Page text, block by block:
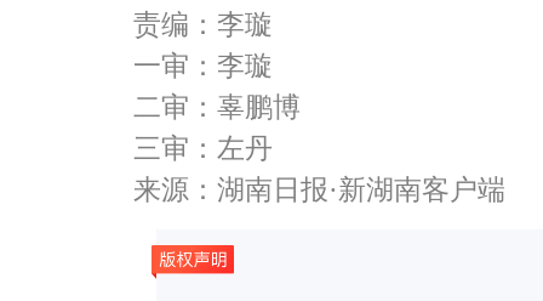
责编：李璇
一审：李璇
二审：辜鹏博
三审：左丹
来源：湖南日报·新湖南客户端